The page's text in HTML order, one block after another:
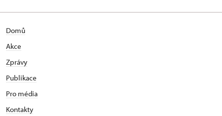
Domů
Akce
Zprávy
Publikace
Pro média
Kontakty